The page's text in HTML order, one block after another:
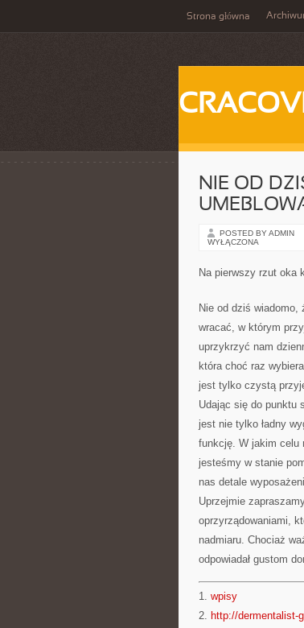
Strona główna
NIE OD
POSTED BY ADMIN
WYŁĄCZONA
Na pierwszy rzut oka
Nie od dziś wiadomo,
wracać, w którym
uprzykrzyć nam
która choć raz
jest tylko czystą
Udając się do punktu
jest nie tylko ładny
funkcję. W jakim celu
jesteśmy w stanie
nas detale
Uprzejmie
oprzyrządowaniami,
nadmiaru. Chociaż
odpowiadał gustom
1. wpisy
2. http://dermentalist-